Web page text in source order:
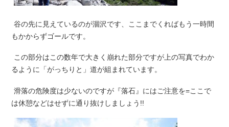
谷の先に見えているのが涸沢です、ここまでくればもう一時間
もかからずゴールです。
この部分はこの数年で大きく崩れた部分ですが上の写真でわか
るように「がっちりと」道が組まれています。
滑落の危険度は少ないのですが『落石』にはご注意を=ここで
は休憩などはせずに通り抜けしましょう!!